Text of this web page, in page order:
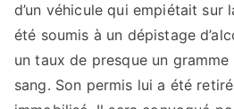
d’un véhicule qui empiétait sur
été soumis à un dépistage
un taux de presque un
sang. Son permis lui a été